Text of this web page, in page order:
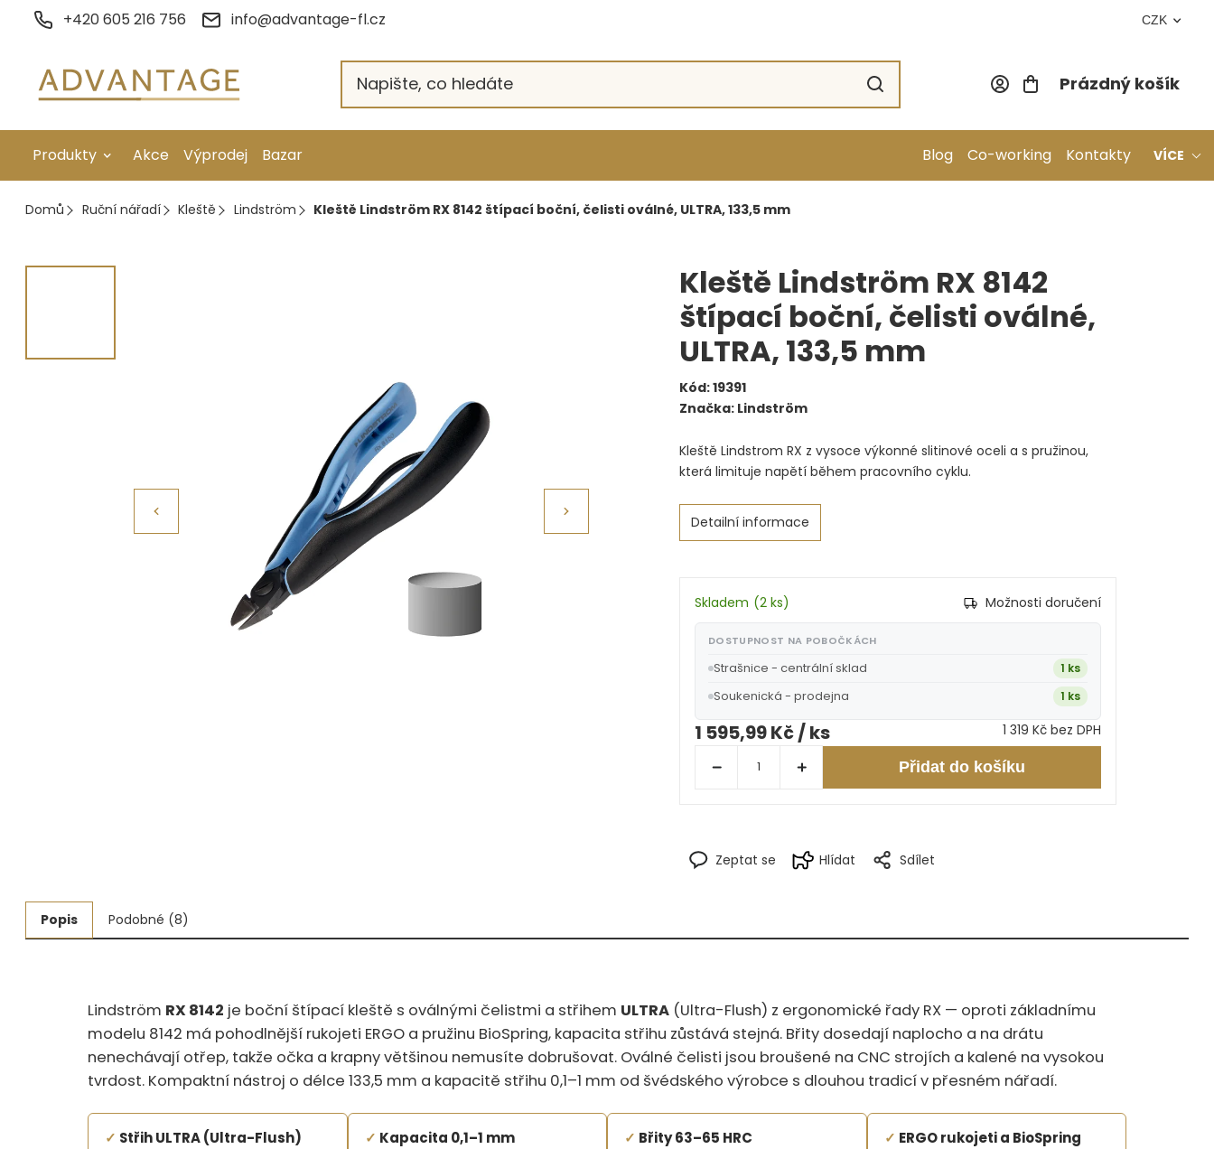
+420 605 216 756 info@advantage-fl.cz CZK
Nákupní
Prázdný košík
Produkty
Galvanické pokovení
Strojní obrábění
Motory, mikromotory, vrtačky
Základní vybavení dílny
3D technologie
Smalty, UV barvy, patiny
Hodinářské potřeby
Akce Výprodej Bazar Blog Co-working Kontakty VÍCE
Domů Ruční nářadí Kleště Lindström Kleště Lindström RX 8142 štípací boční, čelisti oválné, ULTRA, 133,5 mm
Kleště Lindström RX 8142
štípací boční, čelisti oválné,
ULTRA, 133,5 mm
Kód:19391
Značka: Lindström
Kleště Lindstrom RX z vysoce výkonné slitinové oceli a s pružinou,
která limituje napětí během pracovního cyklu.
Detailní informace
Zeptat se Hlídat Sdílet
Skladem (2 ks) Možnosti doručení
DOSTUPNOST NA POBOČKÁCH
Strašnice - centrální sklad 1 ks
Soukenická - prodejna 1 ks
1 595,99 Kč/ ks 1 319 Kč bez DPH
Přidat do košíku
Popis Podobné (8)
Lindström RX 8142 je boční štípací kleště s oválnými čelistmi a střihem ULTRA (Ultra-Flush) z ergonomické řady RX — oproti základnímu
modelu 8142 má pohodlnější rukojeti ERGO a pružinu BioSpring, kapacita střihu zůstává stejná. Břity dosedají naplocho a na drátu
nenechávají otřep, takže očka a krapny většinou nemusíte dobrušovat. Oválné čelisti jsou broušené na CNC strojích a kalené na vysokou
tvrdost. Kompaktní nástroj o délce 133,5 mm a kapacitě střihu 0,1–1 mm od švédského výrobce s dlouhou tradicí v přesném nářadí.
✓ Střih ULTRA (Ultra-Flush)
✓ Kapacita 0,1–1 mm
✓ Břity 63–65 HRC
✓ ERGO rukojeti a BioSpring